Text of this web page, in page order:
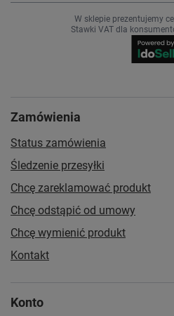
W sklepie prezentujemy
Stawki VAT dla
Zamówienia
Status zamówienia
Śledzenie przesyłki
Chcę zareklamować produkt
Chcę odstąpić od umowy
Chcę wymienić produkt
Kontakt
Konto